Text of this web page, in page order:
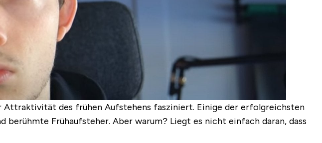
Attraktivität des frühen Aufstehens fasziniert. Einige der erfolgreichsten
berühmte Frühaufsteher. Aber warum? Liegt es nicht einfach daran, dass